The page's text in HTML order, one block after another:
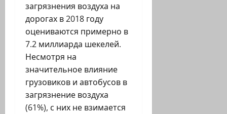
загрязнения воздуха на
дорогах в 2018 году
оцениваются примерно в
7.2 миллиарда шекелей.
Несмотря на
значительное влияние
грузовиков и автобусов в
загрязнение воздуха
(61%), с них не взимается